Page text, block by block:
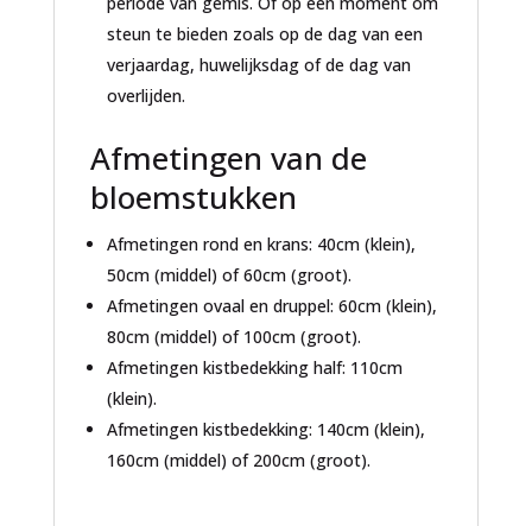
steun te bieden zoals op de dag van een
verjaardag, huwelijksdag of de dag van
overlijden.
Afmetingen van de
bloemstukken
Afmetingen rond en krans: 40cm (klein),
50cm (middel) of 60cm (groot).
Afmetingen ovaal en druppel: 60cm (klein),
80cm (middel) of 100cm (groot).
Afmetingen kistbedekking half: 110cm
(klein).
Afmetingen kistbedekking: 140cm (klein),
160cm (middel) of 200cm (groot).